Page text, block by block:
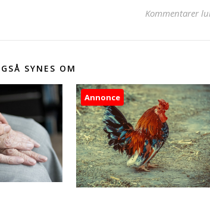
Kommentarer
SYNES OM
Annonce